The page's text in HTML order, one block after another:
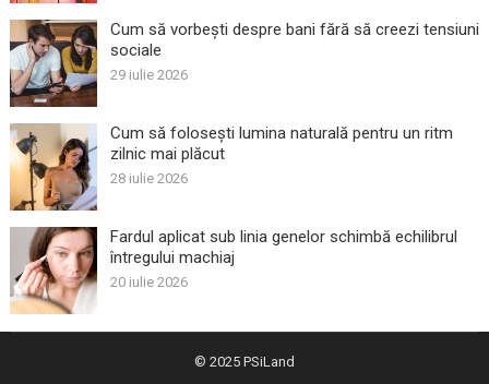
Cum să vorbești despre bani fără să creezi tensiuni
sociale
29 iulie 2026
Cum să folosești lumina naturală pentru un ritm
zilnic mai plăcut
28 iulie 2026
Fardul aplicat sub linia genelor schimbă echilibrul
întregului machiaj
20 iulie 2026
© 2025 PSiLand